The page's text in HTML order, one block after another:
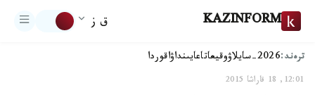
KAZINFORM ق ز
ترەند:2026-سايلاۋ وقيعاتاعايىنداۋاقوردا
12:01, 18 قاراشا 2015